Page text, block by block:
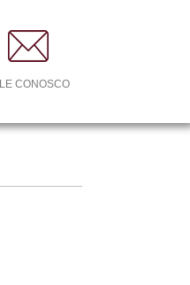
CONOSCO